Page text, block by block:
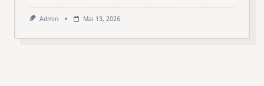
Admin Mai 13, 2026